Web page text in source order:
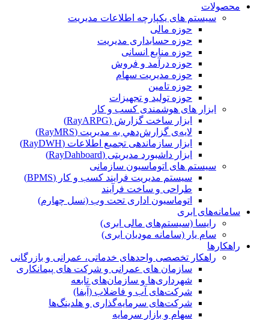
محصولات
سیستم های یکپارچه اطلاعات مدیریت
حوزه مالی
حوزه حسابداری مدیریت
حوزه منابع انسانی
حوزه درآمد و فروش
حوزه مدیریت سهام
حوزه تامین
حوزه تولید و تجهیزات
ابزار های هوشمندی کسب و کار
ابزار ساخت گزارش (RayARPG)
لایه‌ی گزارش‌دهي به مديريت (RayMRS)
ابزار سازماندهی تجمیع اطلاعات (RayDWH)
ابزار داشبورد مدیریتی (RayDahboard)
سیستم های اتوماسیون سازمانی
سیستم مدیریت فرایند کسب و کار (BPMS)
طراحی و ساخت فرآیند
اتوماسیون اداری تحت وب (نسل چهارم)
سامانه‌های ابری
رایسا (سیستم‌های مالی ابری)
سام یار (سامانه مودیان ابری)
راهکارها
راهکار تخصصی واحدهای خدماتی، عمرانی و بازرگانی
سازمان های عمرانی و شرکت های پیمانکاری
شهرداری‌ها و سازمان‌های تابعه
شرکت‌های آب و فاضلاب (آبفا)
شرکت‌های سرمایه‌گذاری و هلدینگ‌ها
سهام و بازار سرمایه